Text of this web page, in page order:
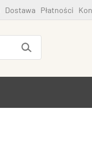
Dostawa Płatności